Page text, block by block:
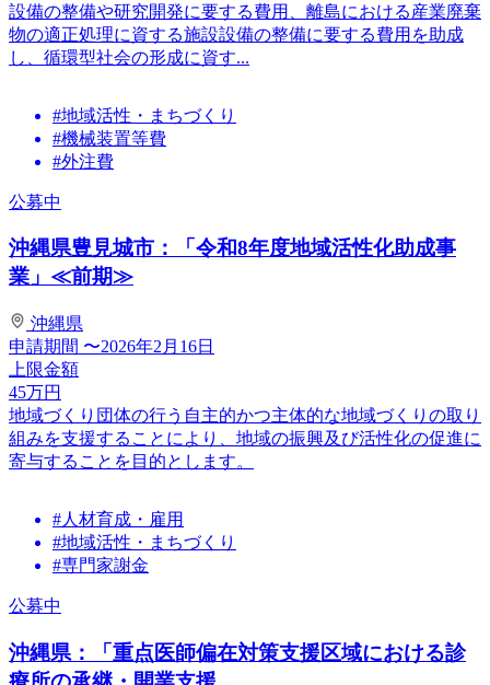
設備の整備や研究開発に要する費用、離島における産業廃棄
物の適正処理に資する施設設備の整備に要する費用を助成
し、循環型社会の形成に資す...
#地域活性・まちづくり
#機械装置等費
#外注費
公募中
沖縄県豊見城市：「令和8年度地域活性化助成事
業」≪前期≫
沖縄県
申請期間 〜2026年2月16日
上限金額
45万円
地域づくり団体の行う自主的かつ主体的な地域づくりの取り
組みを支援することにより、地域の振興及び活性化の促進に
寄与することを目的とします。
#人材育成・雇用
#地域活性・まちづくり
#専門家謝金
公募中
沖縄県：「重点医師偏在対策支援区域における診